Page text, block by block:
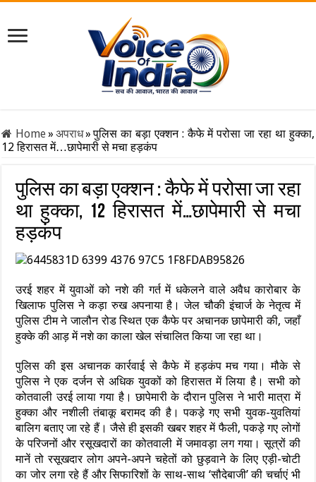
Home» अपराध» पुलिस का बड़ा एक्शन : कैफे में परोसा जा रहा था हुक्का,
12 हिरासत में…छापेमारी से मचा हड़कंप
पुलिस का बड़ा एक्शन : कैफे में परोसा जा रहा
था हुक्का, 12 हिरासत में…छापेमारी से मचा
हड़कंप
उरई शहर में युवाओं को नशे की गर्त में धकेलने वाले अवैध कारोबार के
खिलाफ पुलिस ने कड़ा रुख अपनाया है। जेल चौकी इंचार्ज के नेतृत्व में
पुलिस टीम ने जालौन रोड स्थित एक कैफे पर अचानक छापेमारी की, जहाँ
हुक्के की आड़ में नशे का काला खेल संचालित किया जा रहा था।
पुलिस की इस अचानक कार्रवाई से कैफे में हड़कंप मच गया। मौके से
पुलिस ने एक दर्जन से अधिक युवकों को हिरासत में लिया है। सभी को
कोतवाली उरई लाया गया है। छापेमारी के दौरान पुलिस ने भारी मात्रा में
हुक्का और नशीली तंबाकू बरामद की है। पकड़े गए सभी युवक-युवतियां
बालिग बताए जा रहे हैं। जैसे ही इसकी खबर शहर में फैली, पकड़े गए लोगों
के परिजनों और रसूखदारों का कोतवाली में जमावड़ा लग गया। सूत्रों की
मानें तो रसूखदार लोग अपने-अपने चहेतों को छुड़वाने के लिए एड़ी-चोटी
का जोर लगा रहे हैं और सिफारिशों के साथ-साथ ‘सौदेबाजी’ की चर्चाएं भी